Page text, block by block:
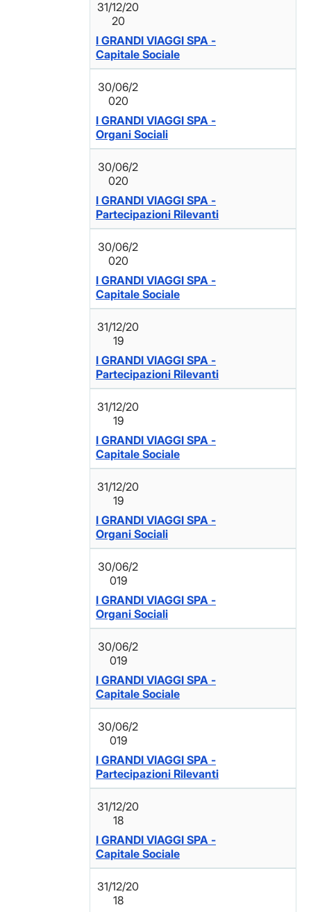
31/12/20
20
I GRANDI VIAGGI SPA -
Capitale Sociale
30/06/2
020
I GRANDI VIAGGI SPA -
Organi Sociali
30/06/2
020
I GRANDI VIAGGI SPA -
Partecipazioni Rilevanti
30/06/2
020
I GRANDI VIAGGI SPA -
Capitale Sociale
31/12/20
19
I GRANDI VIAGGI SPA -
Partecipazioni Rilevanti
31/12/20
19
I GRANDI VIAGGI SPA -
Capitale Sociale
31/12/20
19
I GRANDI VIAGGI SPA -
Organi Sociali
30/06/2
019
I GRANDI VIAGGI SPA -
Organi Sociali
30/06/2
019
I GRANDI VIAGGI SPA -
Capitale Sociale
30/06/2
019
I GRANDI VIAGGI SPA -
Partecipazioni Rilevanti
31/12/20
18
I GRANDI VIAGGI SPA -
Capitale Sociale
31/12/20
18